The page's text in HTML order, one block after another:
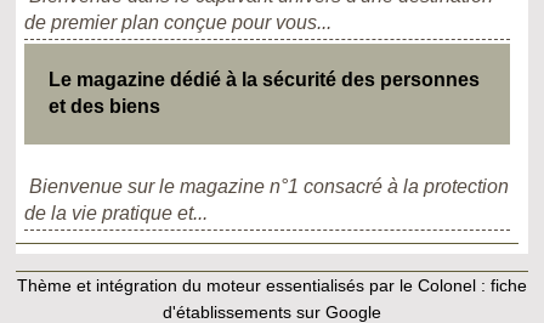
de premier plan conçue pour vous...
Le magazine dédié à la sécurité des personnes
et des biens
Bienvenue sur le magazine n°1 consacré à la protection
de la vie pratique et...
Thème et intégration du moteur essentialisés par le Colonel : fiche
d'établissements sur Google